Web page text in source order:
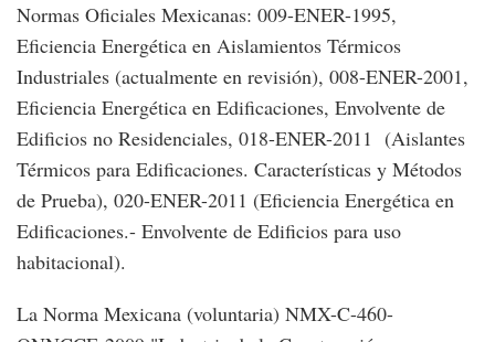
Normas Oficiales Mexicanas: 009-ENER-1995,
Eficiencia Energética en Aislamientos Térmicos
Industriales (actualmente en revisión), 008-ENER-2001,
Eficiencia Energética en Edificaciones, Envolvente de
Edificios no Residenciales, 018-ENER-2011 (Aislantes
Térmicos para Edificaciones. Características y Métodos
de Prueba), 020-ENER-2011 (Eficiencia Energética en
Edificaciones.- Envolvente de Edificios para uso
habitacional).
La Norma Mexicana (voluntaria) NMX-C-460-